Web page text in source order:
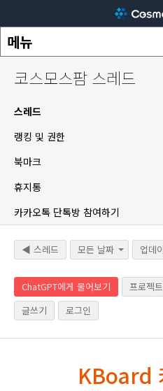
코스모스팜 스레드
스레드
랭킹 및 권한
북마크
휴지통
카카오톡 단톡방 참여하기
◀ 스레드 모든 날짜 업데
ChatGPT에게 물어보기 프로젝
글쓰기
로그인
KBoard